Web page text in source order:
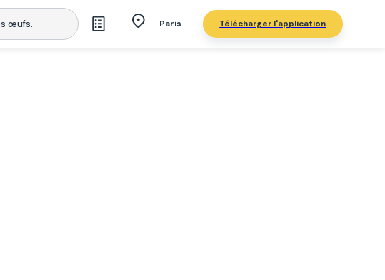
Paris Télécharger l'application